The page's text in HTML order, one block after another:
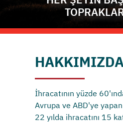
İhracatının yüzde
Avrupa ve ABD'ye
22 yılda ihracatını 15